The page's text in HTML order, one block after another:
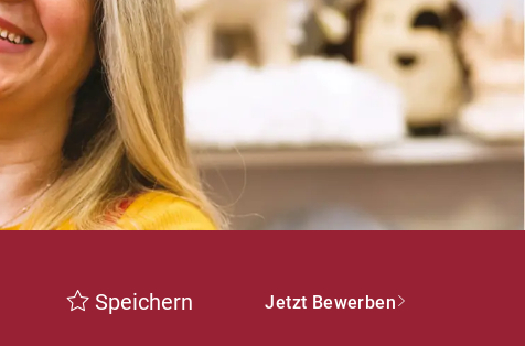
Speichern Jetzt Bewerben